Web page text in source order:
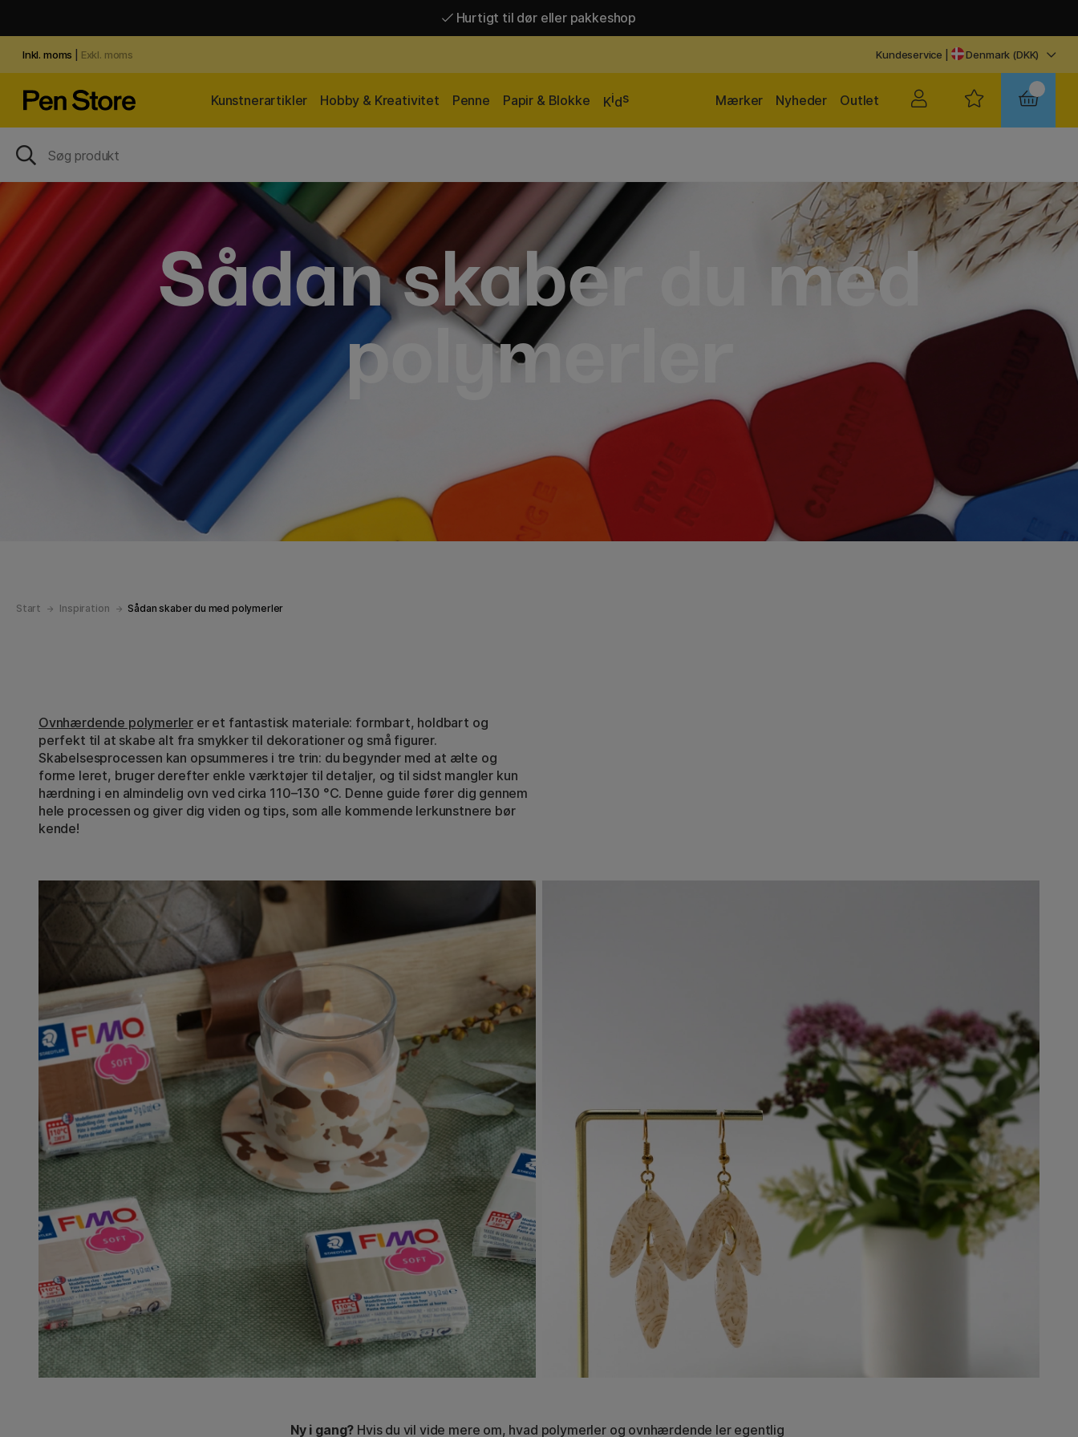
Gratis fragt over 449 kr*
Inkl. moms Exkl. moms Kundeservice Denmark (DKK)
Kunstnerartikler Hobby & Kreativitet Penne Papir & Blokke Kids Outlet
Nyheder
Mærker
Sådan skaber du med
polymerler
Start Inspiration Sådan skaber du med polymerler
Ovnhærdende polymerler er et fantastisk materiale: formbart, holdbart og
perfekt til at skabe alt fra smykker til dekorationer og små figurer.
Skabelsesprocessen kan opsummeres i tre trin: du begynder med at ælte og
forme leret, bruger derefter enkle værktøjer til detaljer, og til sidst mangler kun
hærdning i en almindelig ovn ved cirka 110–130 °C. Denne guide fører dig gennem
hele processen og giver dig viden og tips, som alle kommende lerkunstnere bør
kende!
Ny i gang? Hvis du vil vide mere om, hvad polymerler og ovnhærdende ler egentlig